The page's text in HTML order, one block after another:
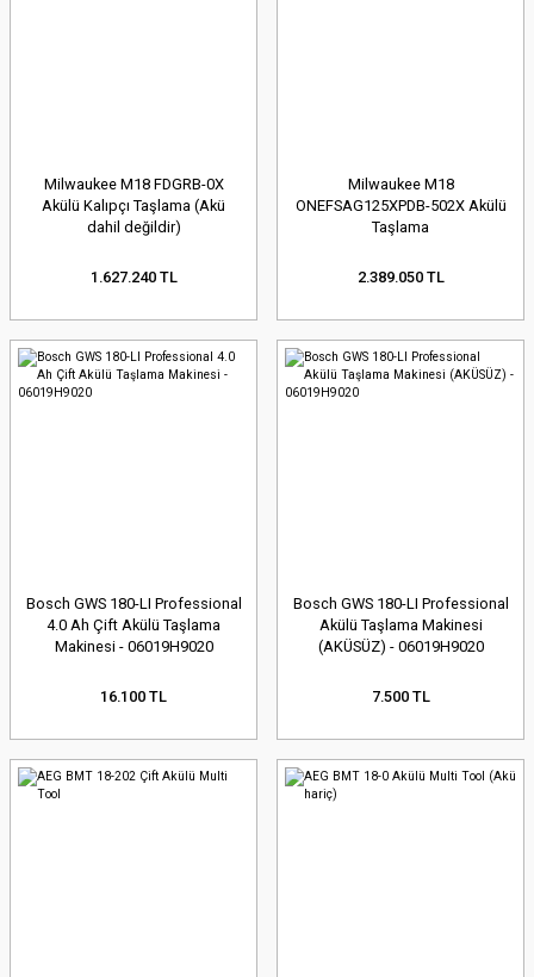
Milwaukee M18 FDGRB-0X
Akülü Kalıpçı Taşlama (Akü
dahil değildir)
1.627.240 TL
Milwaukee M18
ONEFSAG125XPDB-502X Akülü
Taşlama
2.389.050 TL
Bosch GWS 180-LI Professional
4.0 Ah Çift Akülü Taşlama
Makinesi - 06019H9020
16.100 TL
Bosch GWS 180-LI Professional
Akülü Taşlama Makinesi
(AKÜSÜZ) - 06019H9020
7.500 TL